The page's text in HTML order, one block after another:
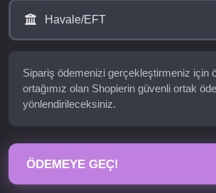
Havale/EFT
Sipariş ödemenizi gerçekleştirmeniz için
ortağımız olan Shopierin güvenli ortak
yönlendirileceksiniz.
ÖDEMEYE GEÇ!